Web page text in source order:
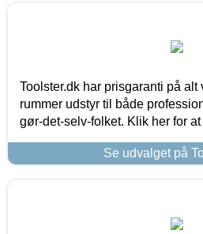
Toolster.dk har prisgaranti på
rummer udstyr til både
gør-det-selv-folket. Klik her for
Se udvalget på